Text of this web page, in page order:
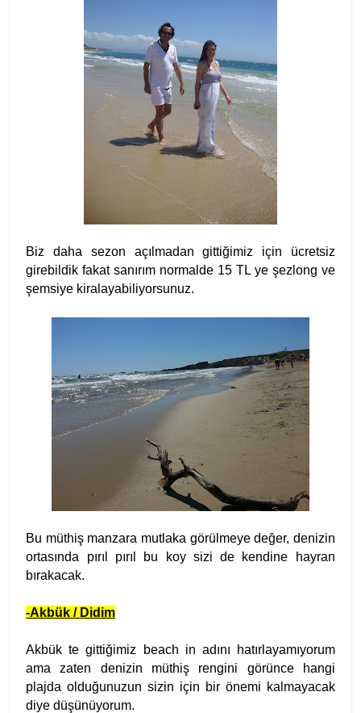
Biz daha sezon açılmadan gittiğimiz için ücretsiz
girebildik fakat sanırım normalde 15 TL ye şezlong ve
şemsiye kiralayabiliyorsunuz.
Bu müthiş manzara mutlaka görülmeye değer, denizin
ortasında pırıl pırıl bu koy sizi de kendine hayran
bırakacak.
-Akbük / Didim
Akbük te gittiğimiz beach in adını hatırlayamıyorum
ama zaten denizin müthiş rengini görünce hangi
plajda olduğunuzun sizin için bir önemi kalmayacak
diye düşünüyorum.